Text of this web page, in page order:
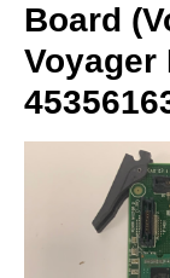
Board
Voyager